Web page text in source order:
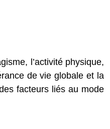
l’activité physique,
de vie globale et la
facteurs liés au mode